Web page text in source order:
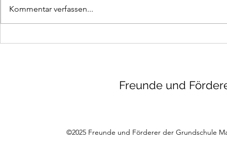
Kommentar verfassen...
Freunde und
©2025 Freunde und Förderer der Grundschule